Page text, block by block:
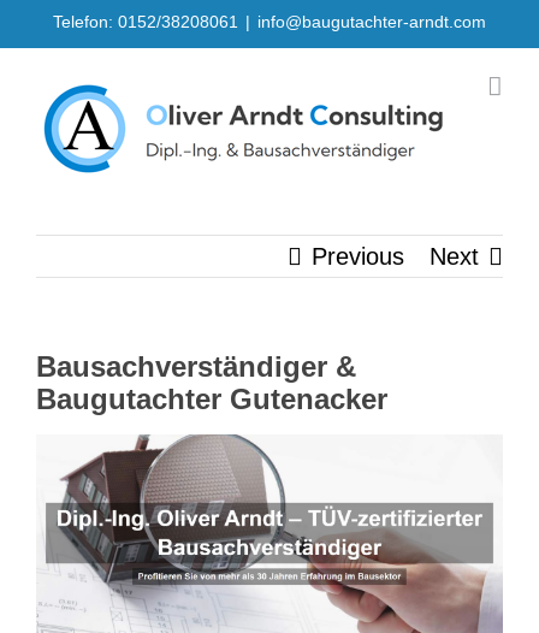
to
content
Telefon: 0152/38208061 | info@baugutachter-arndt.com
Previous Next
Bausachverständiger &
Baugutachter Gutenacker